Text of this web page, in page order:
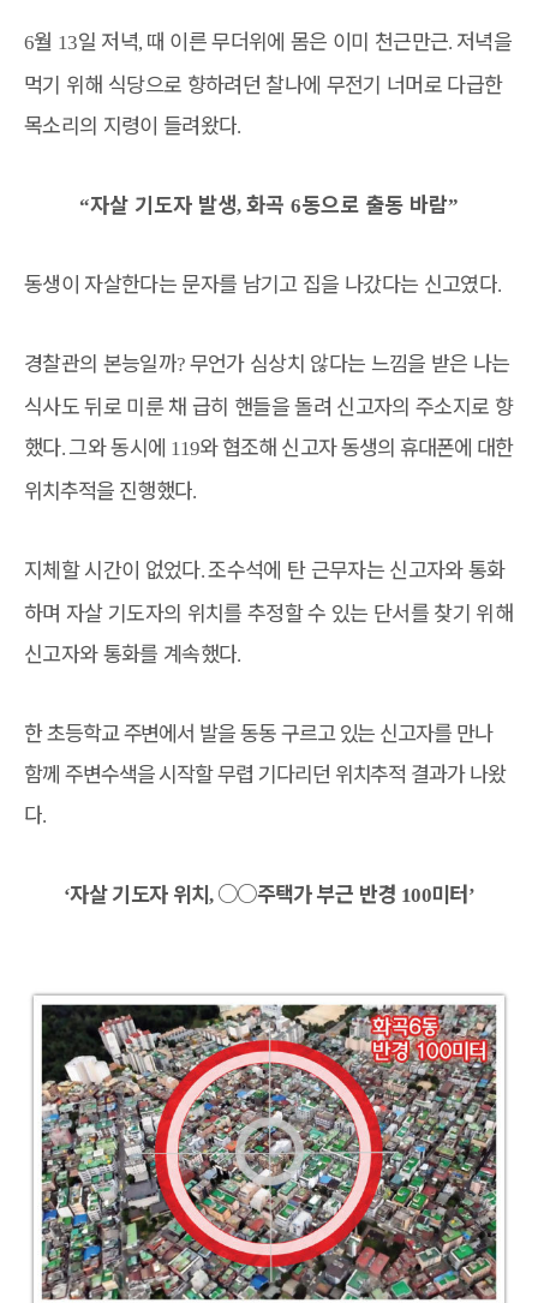
6월 13일 저녁, 때 이른 무더위에 몸은 이미 천근만근. 저녁을
먹기 위해 식당으로 향하려던 찰나에 무전기 너머로 다급한
목소리의 지령이 들려왔다.
“자살 기도자 발생, 화곡 6동으로 출동 바람”
동생이 자살한다는 문자를 남기고 집을 나갔다는 신고였다.
경찰관의 본능일까? 무언가 심상치 않다는 느낌을 받은 나는
식사도 뒤로 미룬 채 급히 핸들을 돌려 신고자의 주소지로 향
했다.그와 동시에 119와 협조해 신고자 동생의 휴대폰에 대한
위치추적을 진행했다.
지체할 시간이 없었다.조수석에 탄 근무자는 신고자와 통화
하며 자살 기도자의 위치를 추정할 수 있는 단서를 찾기 위해
신고자와 통화를 계속했다.
한 초등학교 주변에서 발을 동동 구르고 있는 신고자를 만나
함께 주변수색을 시작할 무렵 기다리던 위치추적 결과가 나왔
다.
‘자살 기도자 위치, ○○주택가 부근 반경 100미터’